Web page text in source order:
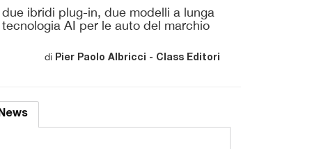
ibridi plug-in, due modelli a lunga
AI per le auto del marchio
di Pier Paolo Albricci - Class Editori